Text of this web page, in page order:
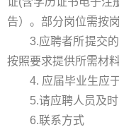
告）。部分岗位需按
3.应聘者所提交
按照要求提供所需材料
4. 应届毕业生应
5.请应聘人员及
6.联系方式